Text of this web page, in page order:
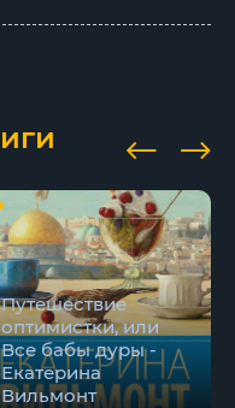
Путешествие
оптимистки, или
Все бабы дуры -
Екатерина
Вильмонт